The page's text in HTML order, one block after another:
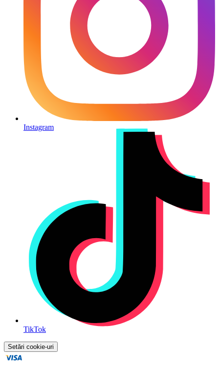
Instagram
TikTok
Setări cookie-uri